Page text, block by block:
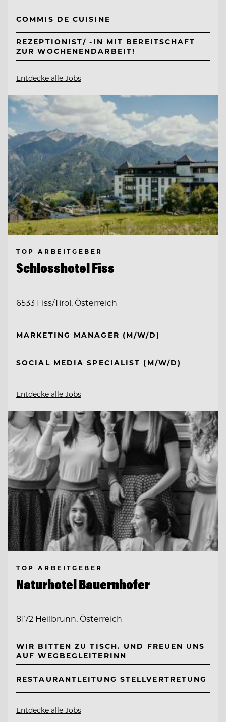
COMMIS DE CUISINE
REZEPTIONIST/ -IN MIT BEREITSCHAFT
ZUR WOCHENENDARBEIT!
Entdecke alle Jobs
TOP ARBEITGEBER
Schlosshotel Fiss
6533 Fiss/Tirol, Österreich
MARKETING MANAGER (M/W/D)
SOCIAL MEDIA SPECIALIST (M/W/D)
Entdecke alle Jobs
TOP ARBEITGEBER
Naturhotel Bauernhofer
8172 Heilbrunn, Österreich
WIR BITTEN ZU TISCH. UND FREUEN UNS
AUF WEGBEGLEITERINN
RESTAURANTLEITUNG STELLVERTRETUNG
Entdecke alle Jobs